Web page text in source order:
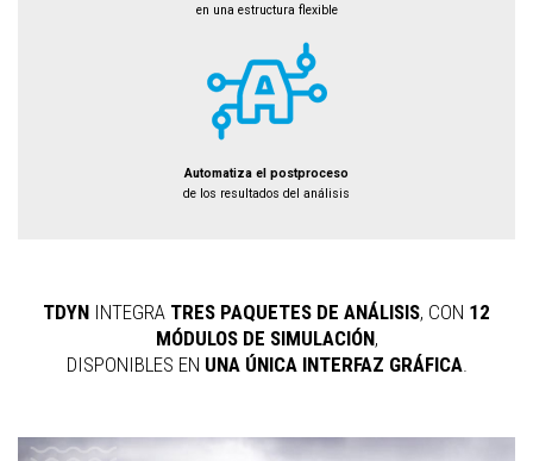
en una estructura flexible
Automatiza el postproceso
de los resultados del análisis
TDYN INTEGRA TRES PAQUETES DE ANÁLISIS, CON 12
MÓDULOS DE SIMULACIÓN,
DISPONIBLES EN UNA ÚNICA INTERFAZ GRÁFICA.